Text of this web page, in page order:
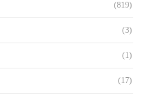
(819)
(3)
(1)
(17)